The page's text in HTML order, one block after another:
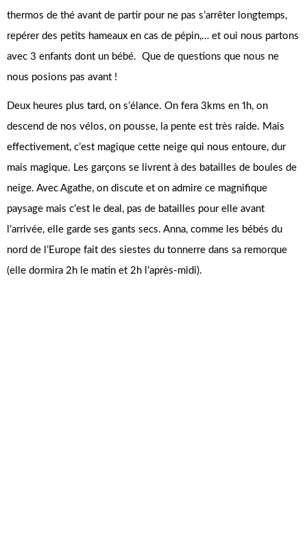
thermos de thé avant de partir pour ne pas s’arrêter longtemps,
repérer des petits hameaux en cas de pépin,… et oui nous partons
avec 3 enfants dont un bébé. Que de questions que nous ne
nous posions pas avant !
Deux heures plus tard, on s’élance. On fera 3kms en 1h, on
descend de nos vélos, on pousse, la pente est très raide. Mais
effectivement, c’est magique cette neige qui nous entoure, dur
mais magique. Les garçons se livrent à des batailles de boules de
neige. Avec Agathe, on discute et on admire ce magnifique
paysage mais c’est le deal, pas de batailles pour elle avant
l’arrivée, elle garde ses gants secs. Anna, comme les bébés du
nord de l’Europe fait des siestes du tonnerre dans sa remorque
(elle dormira 2h le matin et 2h l’après-midi).